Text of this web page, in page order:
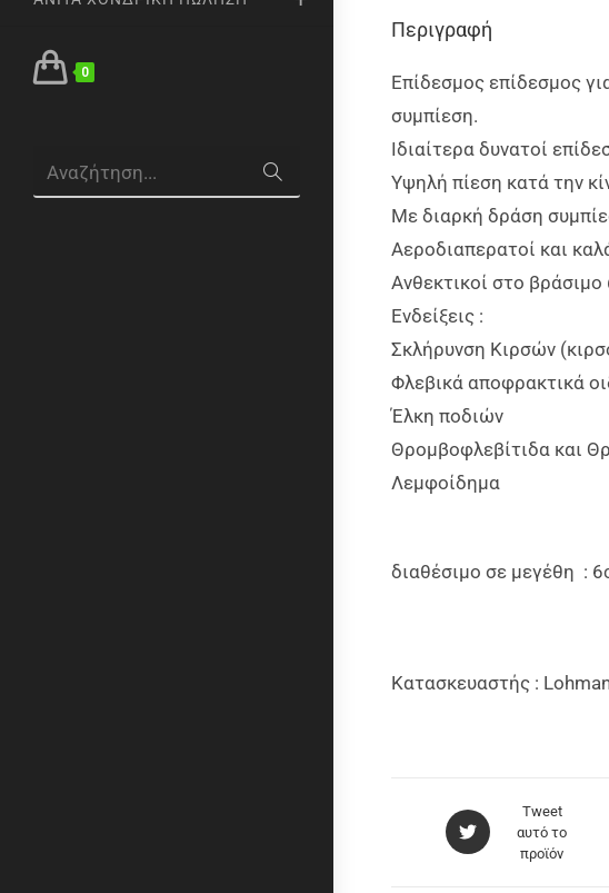
0
Αναζήτηση...
Περιγραφή
Επίδεσμος επίδεσμος
συμπίεση.
Ιδιαίτερα δυνατοί
Υψηλή πίεση κατά την
Με διαρκή δράση
Αεροδιαπερατοί και
Ανθεκτικοί στο
Ενδείξεις :
Σκλήρυνση Κιρσών
Φλεβικά αποφρακτικά
Έλκη ποδιών
Θρομβοφλεβίτιδα και
Λεμφοίδημα
διαθέσιμο σε μεγέθη :
Κατασκευαστής :
Tweet
αυτό το
προϊόν